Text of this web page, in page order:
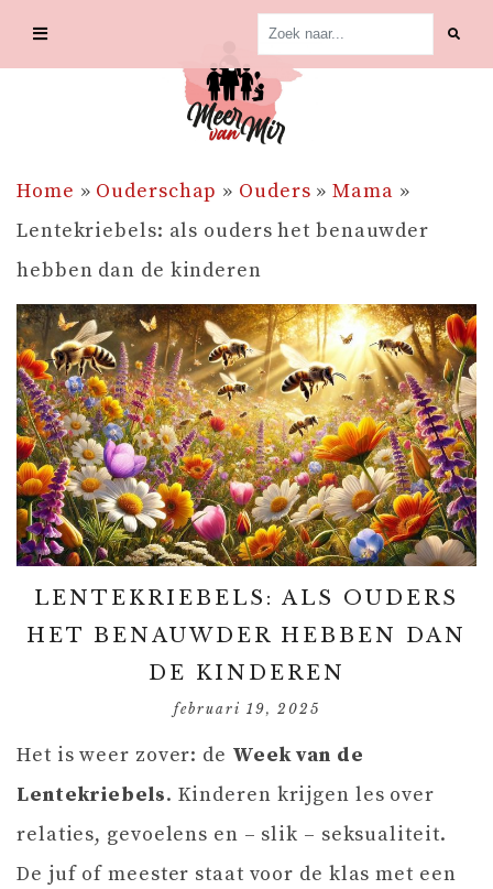
Home » Ouderschap » Ouders »Mama »
Lentekriebels: als ouders het benauwder
hebben dan de kinderen
LENTEKRIEBELS: ALS OUDERS
HET BENAUWDER HEBBEN DAN
DE KINDEREN
februari 19, 2025
Het is weer zover: de Week van de
Lentekriebels. Kinderen krijgen les over
relaties, gevoelens en – slik – seksualiteit.
De juf of meester staat voor de klas met een